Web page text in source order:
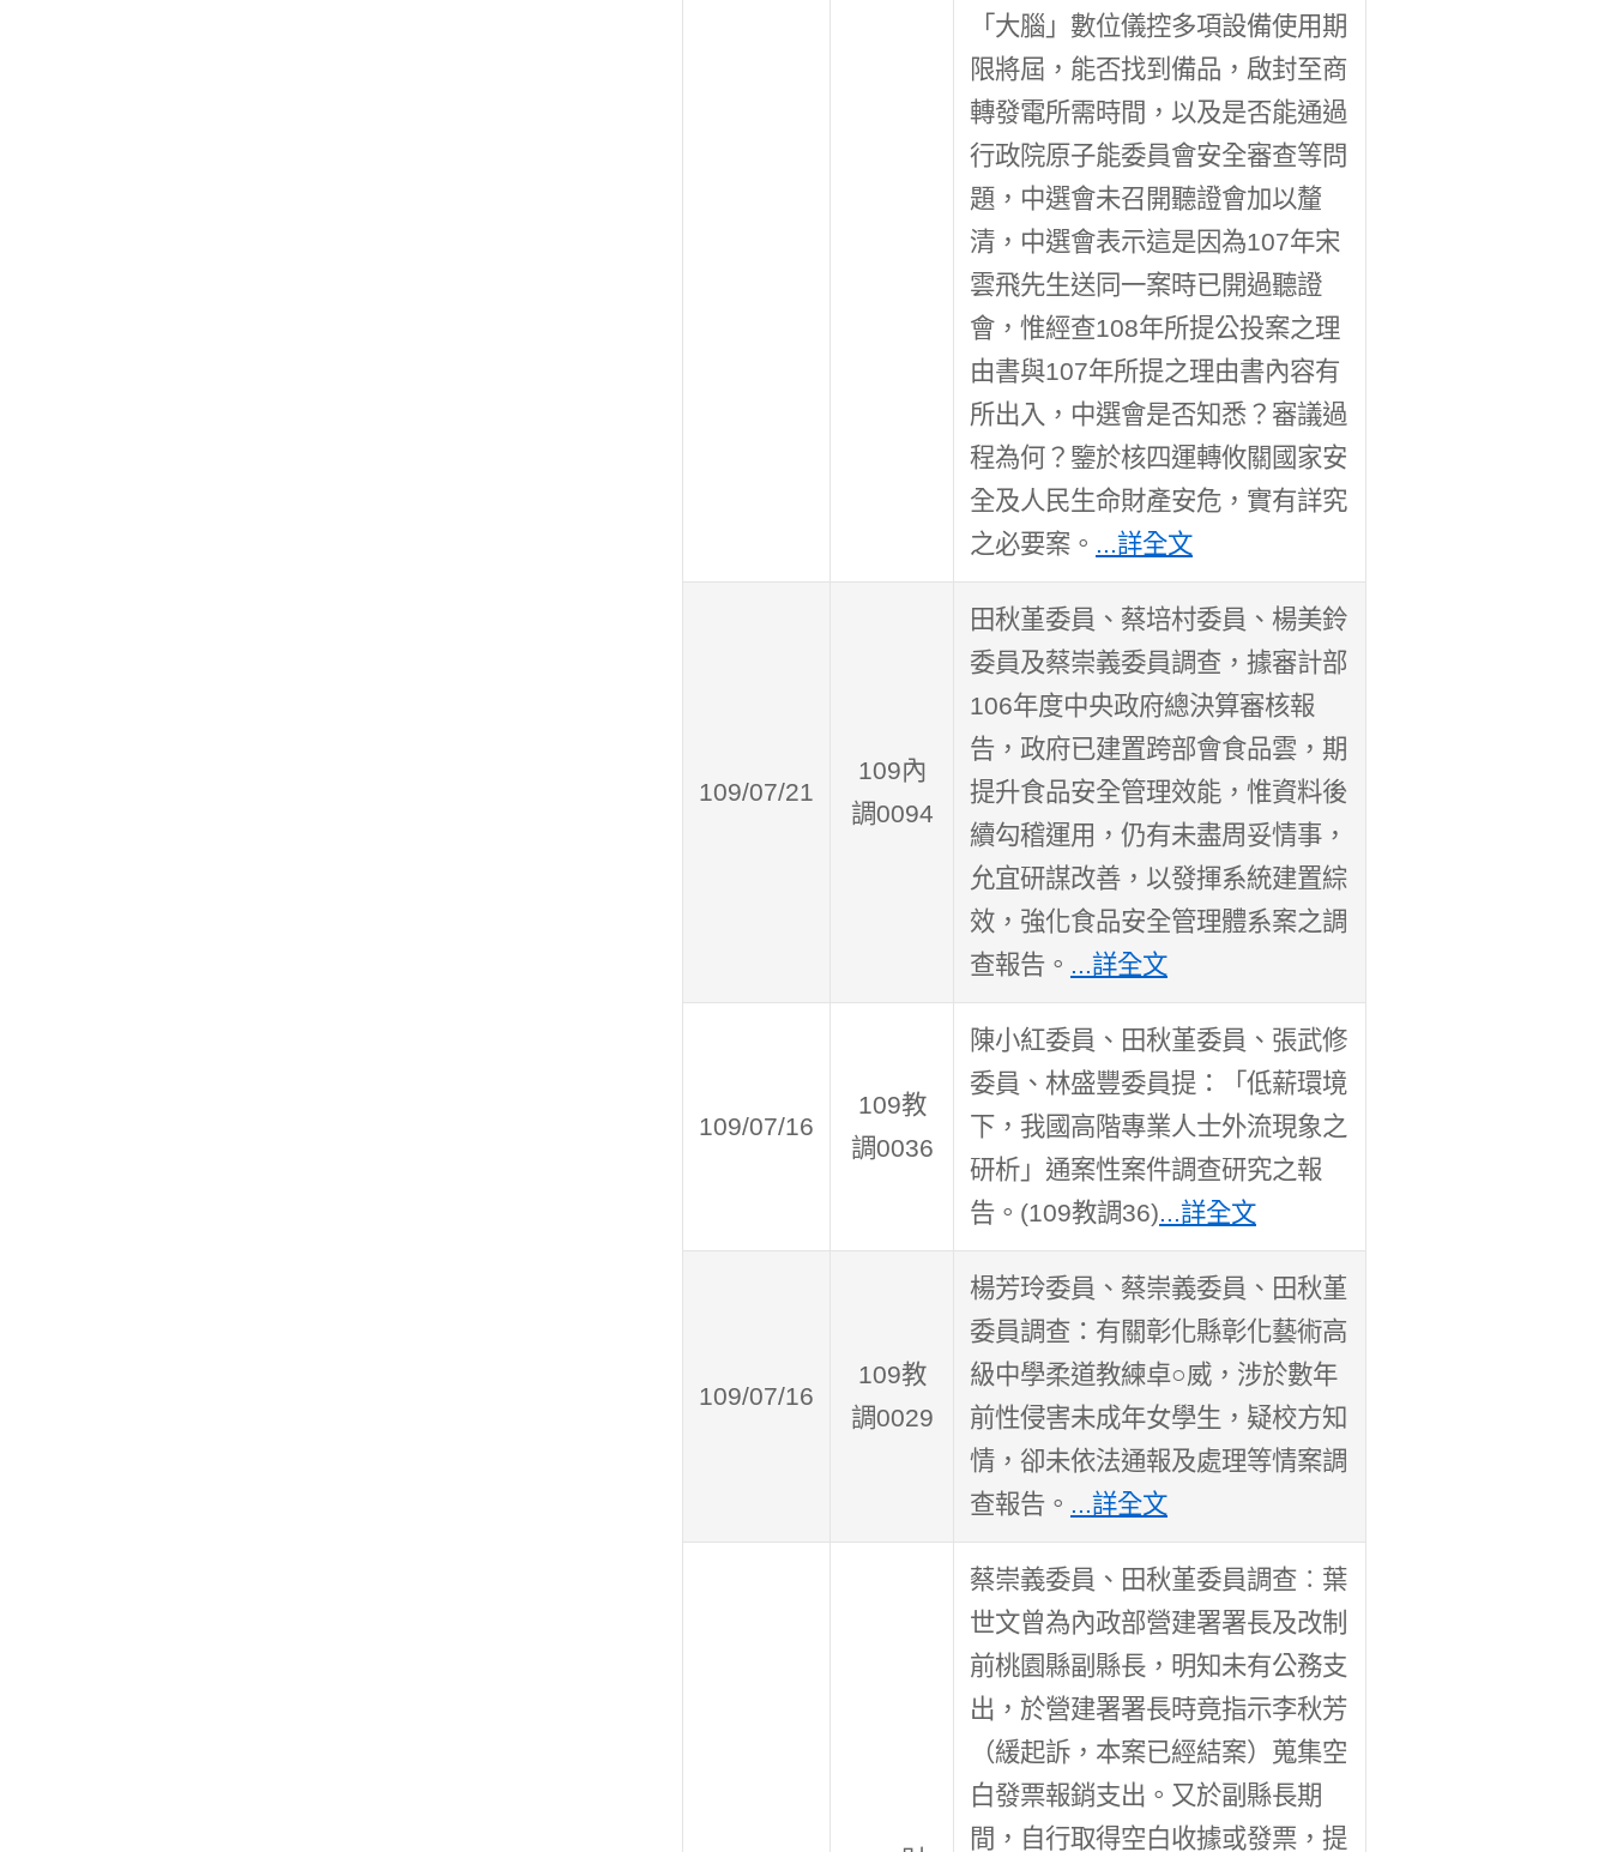
「大腦」數位儀控多項設備使用期
限將屆，能否找到備品，啟封至商
轉發電所需時間，以及是否能通過
行政院原子能委員會安全審查等問
題，中選會未召開聽證會加以釐
清，中選會表示這是因為107年宋
雲飛先生送同一案時已開過聽證
會，惟經查108年所提公投案之理
由書與107年所提之理由書內容有
所出入，中選會是否知悉？審議過
程為何？鑒於核四運轉攸關國家安
全及人民生命財產安危，實有詳究
之必要案。 ...詳全文
109/07/21
109內
調0094
田秋堇委員、蔡培村委員、楊美鈴
委員及蔡崇義委員調查，據審計部
106年度中央政府總決算審核報
告，政府已建置跨部會食品雲，期
提升食品安全管理效能，惟資料後
續勾稽運用，仍有未盡周妥情事，
允宜研謀改善，以發揮系統建置綜
效，強化食品安全管理體系案之調
查報告。 ...詳全文
109/07/16
109教
調0036
陳小紅委員、田秋堇委員、張武修
委員、林盛豐委員提：「低薪環境
下，我國高階專業人士外流現象之
研析」通案性案件調查研究之報
告。(109教調36)...詳全文
109/07/16
109教
調0029
楊芳玲委員、蔡崇義委員、田秋堇
委員調查：有關彰化縣彰化藝術高
級中學柔道教練卓○威，涉於數年
前性侵害未成年女學生，疑校方知
情，卻未依法通報及處理等情案調
查報告。 ...詳全文
蔡崇義委員、田秋堇委員調查︰葉
世文曾為內政部營建署署長及改制
前桃園縣副縣長，明知未有公務支
出，於營建署署長時竟指示李秋芳
（緩起訴，本案已經結案）蒐集空
白發票報銷支出。又於副縣長期
間，自行取得空白收據或發票，提